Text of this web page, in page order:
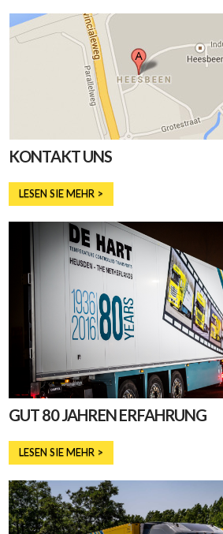
KONTAKT UNS
LESEN SIE MEHR >
GUT 80 JAHREN ERFAHRUNG
LESEN SIE MEHR >